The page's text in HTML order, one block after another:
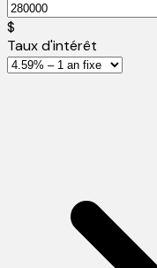
$
Taux d'intérêt